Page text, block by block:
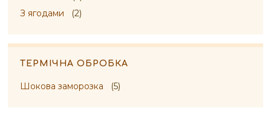
З ягодами
(2)
ТЕРМІЧНА ОБРОБКА
Шокова заморозка (5)